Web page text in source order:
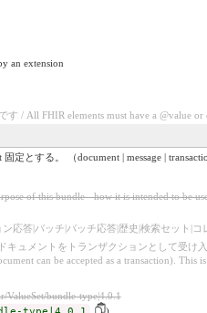
an extension
/ All FHIR elements must have a @value
とする。 （document | message |
of this bundle - how it is intended to be
答|バッチ|バッチ応答|歴史|検索セット|コ
ュメントをトランザクションとして受
can be accepted as a transaction).
ValueSet/bundle-type|4.0.1